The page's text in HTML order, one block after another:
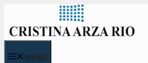
contenido
MENÚ